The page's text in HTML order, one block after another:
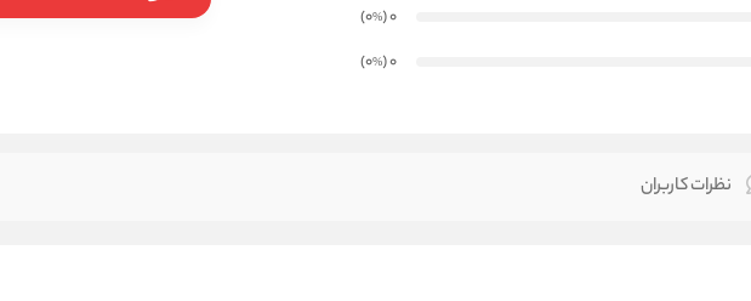
0
(0
%
)
0
(0
%
)
نظرات کاربران